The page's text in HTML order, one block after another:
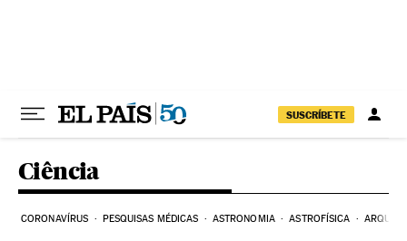
SUSCRÍBETE
Ciência
CORONAVÍRUS PESQUISAS MÉDICAS ASTRONOMIA ASTROFÍSICA